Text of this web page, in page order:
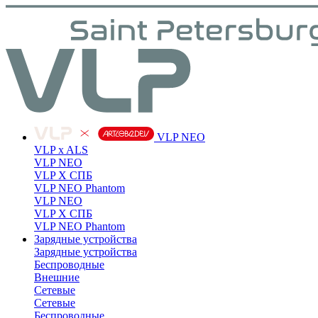
VLP NEO
VLP x ALS
VLP NEO
VLP X СПБ
VLP NEO Phantom
VLP NEO
VLP X СПБ
VLP NEO Phantom
Зарядные устройства
Зарядные устройства
Беспроводные
Внешние
Сетевые
Сетевые